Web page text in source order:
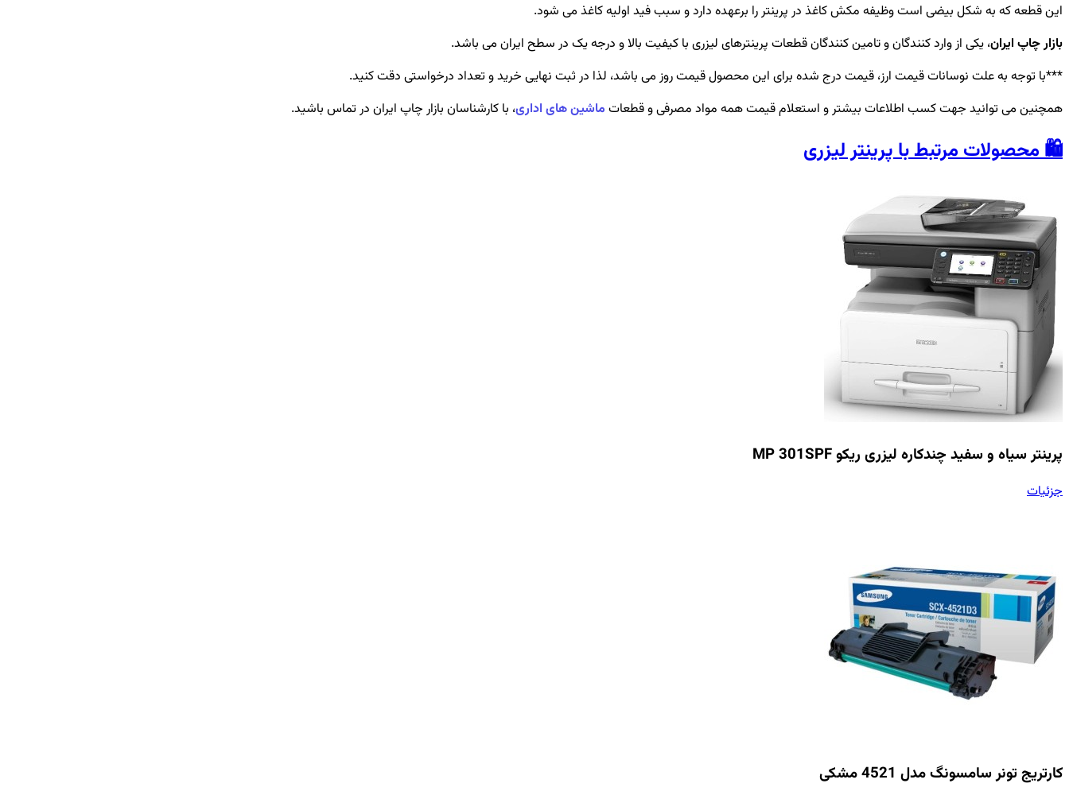
این قطعه که به شکل بیضی است وظیفه مکش کاغذ در پرینتر را برعهده دارد و سبب فید اولیه کاغذ می شود.
بازار چاپ ایران، یکی از وارد کنندگان و تامین کنندگان قطعات پرینترهای لیزری با کیفیت بالا و درجه یک در سطح ایران می باشد.
***با توجه به علت نوسانات قیمت ارز، قیمت درج شده برای این محصول قیمت روز می باشد، لذا در ثبت نهایی خرید و تعداد درخواستی دقت کنید.
همچنین می توانید جهت کسب اطلاعات بیشتر و استعلام قیمت همه مواد مصرفی و قطعات ماشین های اداری، با کارشناسان بازار چاپ ایران در تماس باشید.
🛍️ محصولات مرتبط با پرینتر لیزری
پرینتر سیاه و سفید چندکاره لیزری ریکو MP 301SPF
جزئیات
کارتریج تونر سامسونگ مدل 4521 مشکی